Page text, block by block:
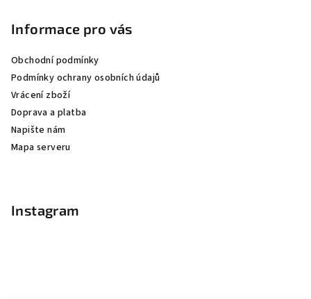
Informace pro vás
Obchodní podmínky
Podmínky ochrany osobních údajů
Vrácení zboží
Doprava a platba
Napište nám
Mapa serveru
Instagram